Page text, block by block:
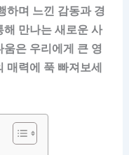
하며 느낀 감동과 경
만나는 새로운 사
은 우리에게 큰 영
매력에 푹 빠져보세